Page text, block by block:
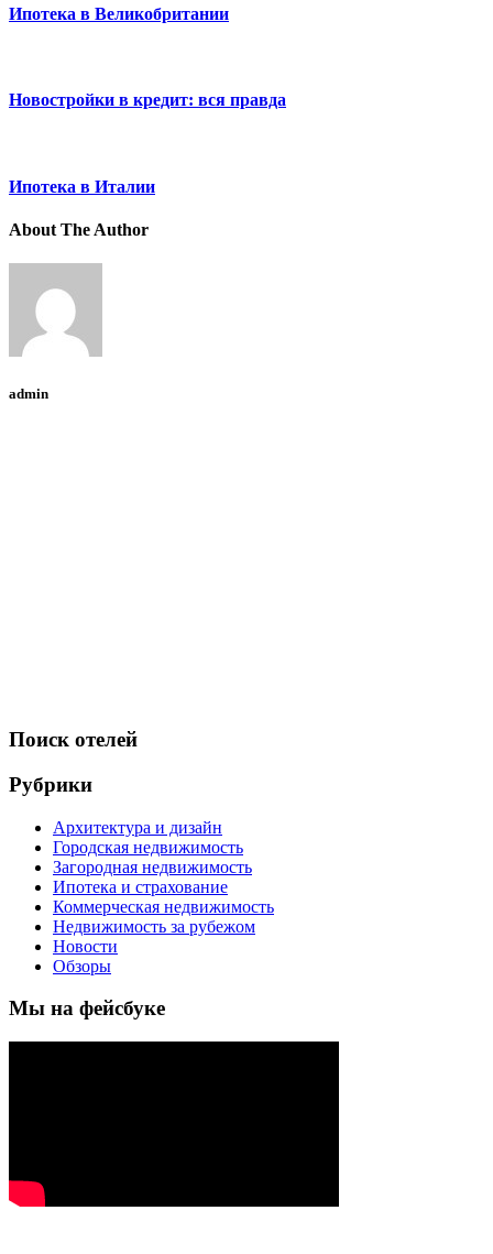
Ипотека в Великобритании
Новостройки в кредит: вся правда
Ипотека в Италии
About The Author
admin
Поиск отелей
Рубрики
Архитектура и дизайн
Городская недвижимость
Загородная недвижимость
Ипотека и страхование
Коммерческая недвижимость
Недвижимость за рубежом
Новости
Обзоры
Мы на фейсбуке